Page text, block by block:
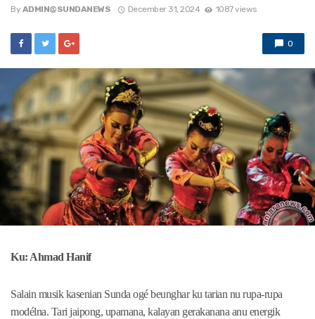
By ADMIN@SUNDANEWS December 31, 2024 1087 views
0
Ku: Ahmad Hanif
Salain musik kasenian Sunda ogé beunghar ku tarian nu rupa-rupa
modélna. Tari jaipong, upamana, kalayan gerakanana anu energik